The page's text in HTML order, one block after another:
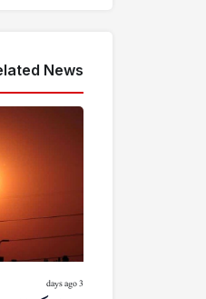
News
3 days ago